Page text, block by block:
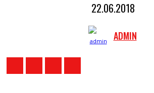
22.06.2018
ADMIN